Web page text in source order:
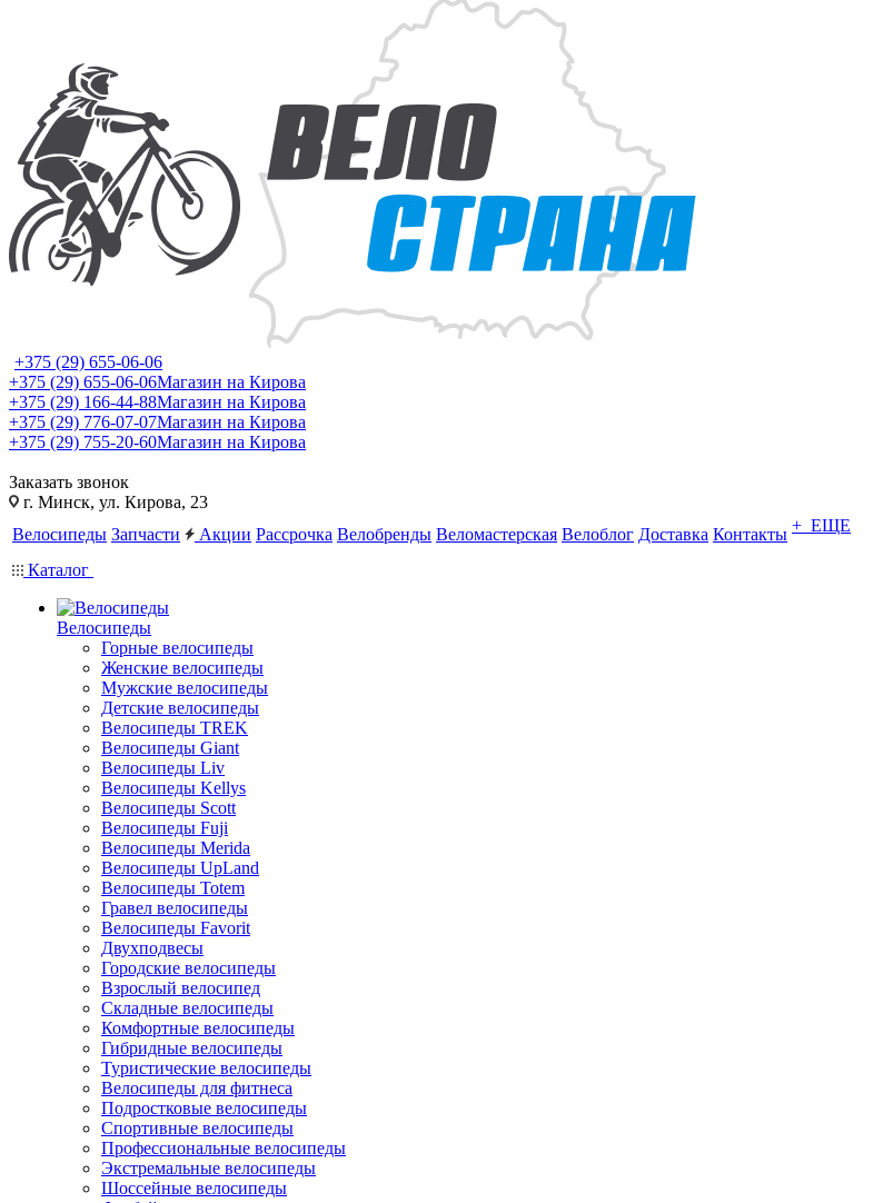
+375 (29) 655-06-06
+375 (29) 655-06-06Магазин на Кирова
+375 (29) 166-44-88Магазин на Кирова
+375 (29) 776-07-07Магазин на Кирова
+375 (29) 755-20-60Магазин на Кирова
Заказать звонок
г. Минск, ул. Кирова, 23
Велосипеды Запчасти Акции Рассрочка Велобренды Веломастерская Велоблог Доставка Контакты + ЕЩЕ
Каталог
Велосипеды
Горные велосипеды
Женские велосипеды
Мужские велосипеды
Детские велосипеды
Велосипеды TREK
Велосипеды Giant
Велосипеды Liv
Велосипеды Kellys
Велосипеды Scott
Велосипеды Fuji
Велосипеды Merida
Велосипеды UpLand
Велосипеды Totem
Гравел велосипеды
Велосипеды Favorit
Двухподвесы
Городские велосипеды
Взрослый велосипед
Складные велосипеды
Комфортные велосипеды
Гибридные велосипеды
Туристические велосипеды
Велосипеды для фитнеса
Подростковые велосипеды
Спортивные велосипеды
Профессиональные велосипеды
Экстремальные велосипеды
Шоссейные велосипеды